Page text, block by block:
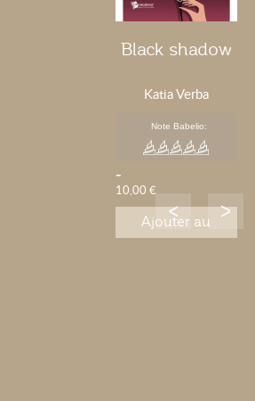
Black shadow
Katia Verba
Note Babelio:
-
10,00 €
Ajouter au